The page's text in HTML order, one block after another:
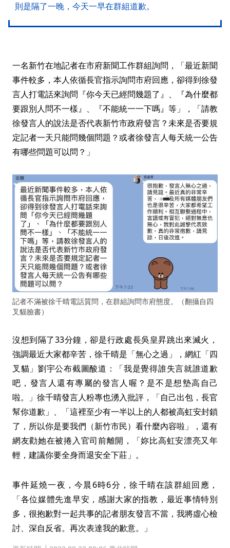
則是隔了一晚，今天一早在群組道歉。
一名新竹在地記者在市府新聞工作群組詢問，「最近新聞
事件較多，本人依循長官指示詢問市府回應，卻得到徐發
言人打電話來詢問『你今天已經問幾題了』、『為什麼都
要跟別人問不一樣』、『不能統一一下嗎』等」，「請教
徐發言人的說法是否代表新竹市政府發言？未來是否要規
定記者一天只能問幾個問題？或者徐發言人每天統一公告
有哪些問題可以問？」
記者不滿被徐千晴電話質問，在群組詢問市府態度。（翻攝自四
叉貓臉書）
沒想到隔了33分鐘，卻是行政處長吳皇昇跳出來滅火，
強調最近大家都辛苦，徐千晴是「無心之過」，網紅「四
叉貓」劉宇公布截圖酸道：「我是覺得誰失言就誰道歉
吧，發言人還有專屬的發言人喔？是不是想墊高自己
啦。」徐千晴發言人粉專也湧入批評，「自己出包，長官
幫你道歉」、「這裡至少有一半以上的人都被高虹安封鎖
了，所以你是要我們（新竹市民）看什麼內容啦」，還有
網友勸她在被捲入官司前離開，「妳比高虹安漂亮又年
輕，建議你要全身而退安全下莊」。
事件延燒一夜，今晨6時6分，徐千晴在該群組回應，
「各位媒體先進早安，感謝大家的指教，最近事情特別
多，很抱歉對一起共事的記者朋友發言不當，我將虛心檢
討、深自反省。再次表達我的歉意。」